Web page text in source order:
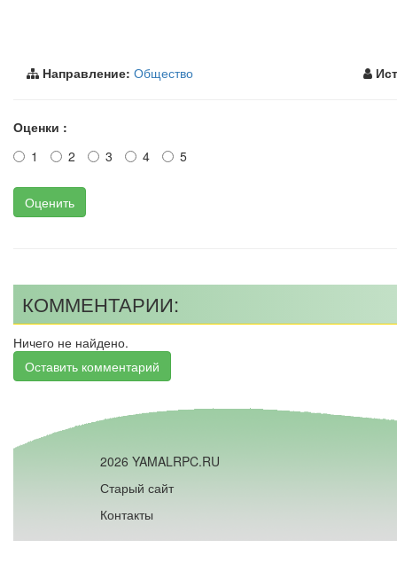
Направление: Общество
Оценки :
1
2 3 4 5
Оценить
КОММЕНТАРИИ:
Ничего не найдено.
Оставить комментарий
2026 YAMALRPC.RU
Старый сайт
Контакты